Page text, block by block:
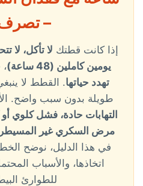
– تصرف
إذا كانت قطتك لا تأكل، لا
يومين كاملين (48 ساعة)
تهدد حياتها. القطط لا
طويلة بدون سبب واضح.
التهابات حادة، فشل كلوي
مرض السكري غير المسيطر
في هذا الدليل، نوضح
اتخاذها، والأسباب
للطوارئ